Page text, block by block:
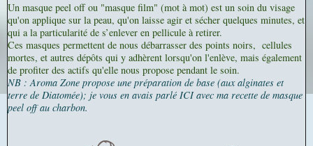
Un masque peel off ou "masque film" (mot à mot) est un soin du visage
qu'on applique sur la peau, qu'on laisse agir et sécher quelques minutes, et
qui a la particularité de s’enlever en pellicule à retirer.
Ces masques permettent de nous débarrasser des points noirs, cellules
mortes, et autres dépôts qui y adhèrent lorsqu'on l'enlève, mais également
de profiter des actifs qu'elle nous propose pendant le soin.
NB : Aroma Zone propose une préparation de base (aux alginates et
terre de Diatomée); je vous en avais parlé ICI avec ma recette de masque
peel off au charbon.